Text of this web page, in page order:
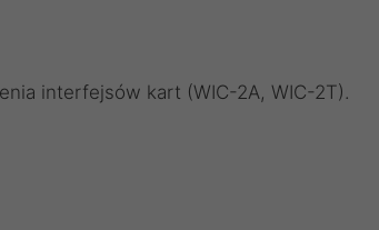
interfejsów kart (WIC-2A, WIC-2T).